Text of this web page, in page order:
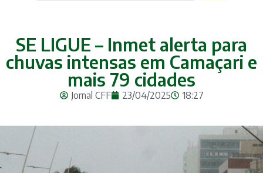
SE LIGUE – Inmet alerta para
chuvas intensas em Camaçari e
mais 79 cidades
Jornal CFF 23/04/2025 18:27